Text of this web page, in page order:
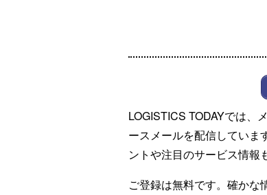
LOGISTICS TODAYでは、
ースメールを配信していま
ントや注目のサービス情報
ご登録は無料です。確かな